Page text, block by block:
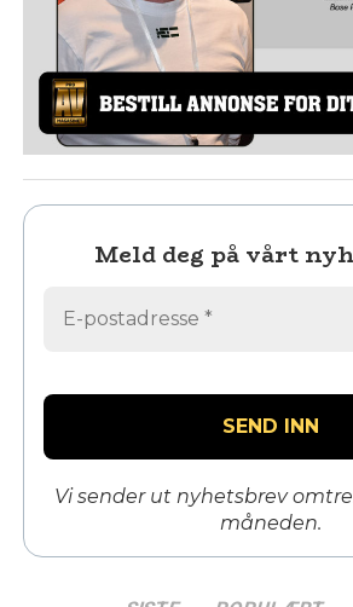
Meld deg på vårt
Vi sender ut nyhetsbrev
måneden.